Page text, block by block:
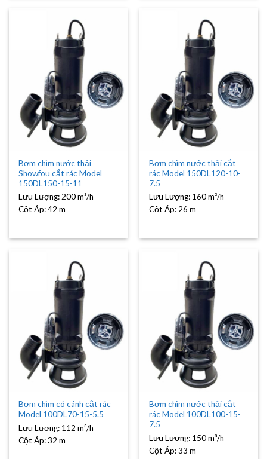
Bơm chìm nước thải
Showfou cắt rác Model
150DL150-15-11
Lưu Lượng: 200 m³/h
Cột Áp:42 m
Bơm chìm nước thải cắt
rác Model 150DL120-10-
7.5
Lưu Lượng: 160 m³/h
Cột Áp: 26 m
Bơm chìm có cánh cắt rác
Model 100DL70-15-5.5
Lưu Lượng: 112 m³/h
Cột Áp:32 m
Bơm chìm nước thải cắt
rác Model 100DL100-15-
7.5
Lưu Lượng: 150 m³/h
Cột Áp:33 m